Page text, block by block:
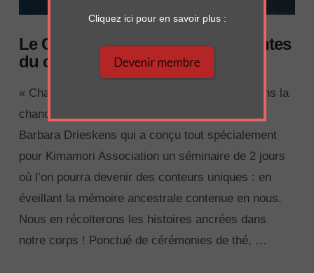
Le Corps des contes .. ou les contes
du corps !
« Chaque jour, une grande rivière. » Nous aurons la
chance inouïe et l’immense bonheur d’accueillir
Barbara Drieskens qui a conçu tout spécialement
pour Kimamori Association un séminaire de 2 jours
où l’on pourra devenir des conteurs uniques : en
éveillant la mémoire ancestrale contenue en nous.
Nous en récolterons les histoires ancrées dans
notre corps ! Ponctué de cérémonies de thé, …
Cliquez ici pour en savoir plus :